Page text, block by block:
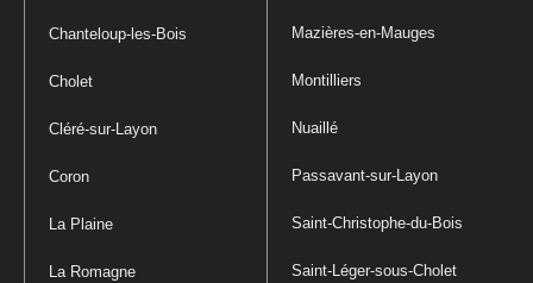
Chanteloup-les-Bois
Cholet
Cléré-sur-Layon
Coron
La Plaine
La Romagne
Mazières-en-Mauges
Montilliers
Nuaillé
Passavant-sur-Layon
Saint-Christophe-du-Bois
Saint-Léger-sous-Cholet